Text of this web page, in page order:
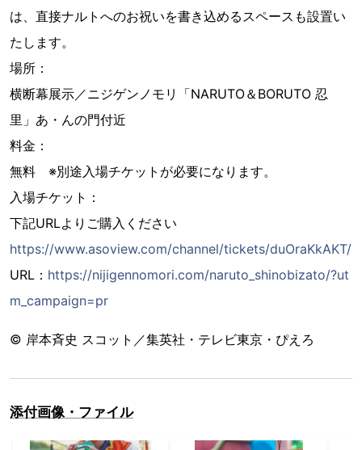
は、直接ナルトへのお祝いを書き込めるスペースも設置い
たします。
場所：
横断幕展示／ニジゲンノモリ「NARUTO＆BORUTO 忍
里」あ・んの門付近
料金：
無料 ※別途入場チケットが必要になります。
入場チケット：
下記URLよりご購入ください
https://www.asoview.com/channel/tickets/duOraKkAKT/
URL： https://nijigennomori.com/naruto_shinobizato/?ut
m_campaign=pr
© 岸本斉史 スコット／集英社・テレビ東京・ぴえろ
添付画像・ファイル